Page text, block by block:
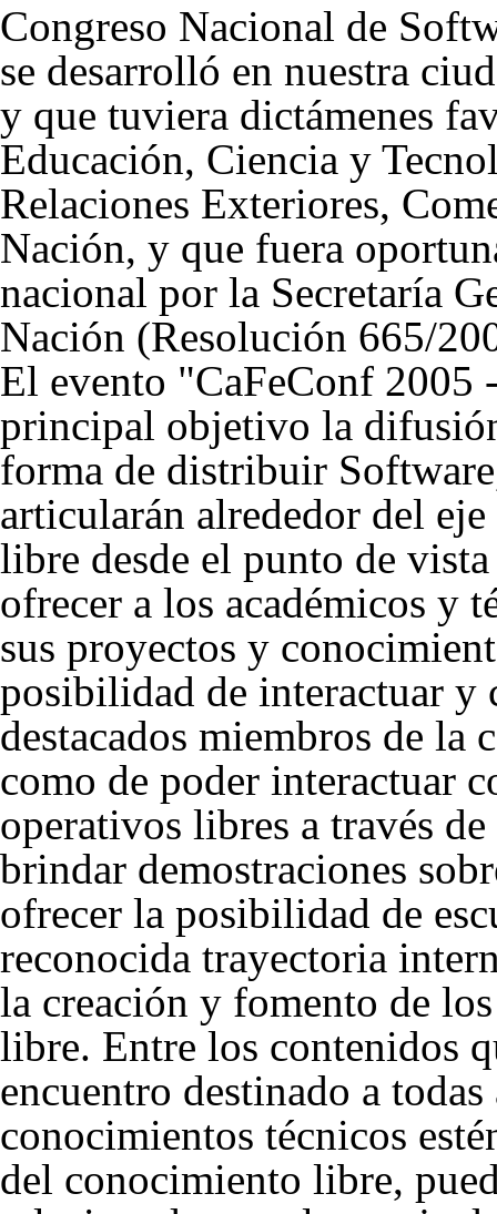
Congreso Nacional de
se desarrolló en nuestra
y que tuviera dictámenes
Educación, Ciencia y
Relaciones Exteriores,
Nación, y que fuera
nacional por la Secretaría
Nación (Resolución 665/
El evento "CaFeConf
principal objetivo la
forma de distribuir
articularán alrededor del
libre desde el punto de
ofrecer a los académicos y
sus proyectos y
posibilidad de interactuar y
destacados miembros de la
como de poder interactuar
operativos libres a través
brindar demostraciones
ofrecer la posibilidad de
reconocida trayectoria
la creación y fomento de
libre. Entre los contenidos
encuentro destinado a
conocimientos técnicos
del conocimiento libre,